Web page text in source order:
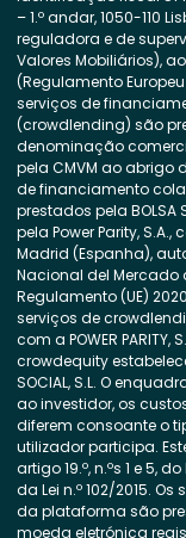
– 1.º andar, 1050-110
reguladora e de
Valores Mobiliários),
(Regulamento
serviços de
(crowdlending) são
denominação
pela CMVM ao abrigo
de financiamento
prestados pela BOLSA
pela Power Parity,
Madrid (Espanha),
Nacional del Mercado
Regulamento (UE)
serviços de
com a POWER
crowdequity
SOCIAL, S.L. O
ao investidor, os
diferem consoante o
utilizador participa.
artigo 19.º, n.ºs 1 e 5,
da Lei n.º 102/2015.
da plataforma são
moeda eletrónica